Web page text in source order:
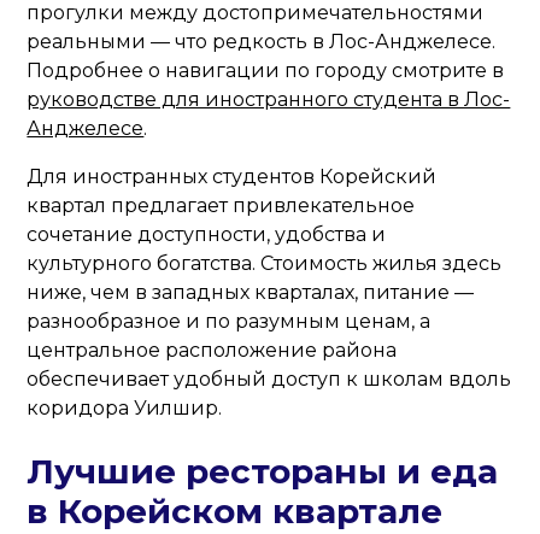
прогулки между достопримечательностями
реальными — что редкость в Лос-Анджелесе.
Подробнее о навигации по городу смотрите в
руководстве для иностранного студента в Лос-
Анджелесе.
Для иностранных студентов Корейский
квартал предлагает привлекательное
сочетание доступности, удобства и
культурного богатства. Стоимость жилья здесь
ниже, чем в западных кварталах, питание —
разнообразное и по разумным ценам, а
центральное расположение района
обеспечивает удобный доступ к школам вдоль
коридора Уилшир.
Лучшие рестораны и еда
в Корейском квартале